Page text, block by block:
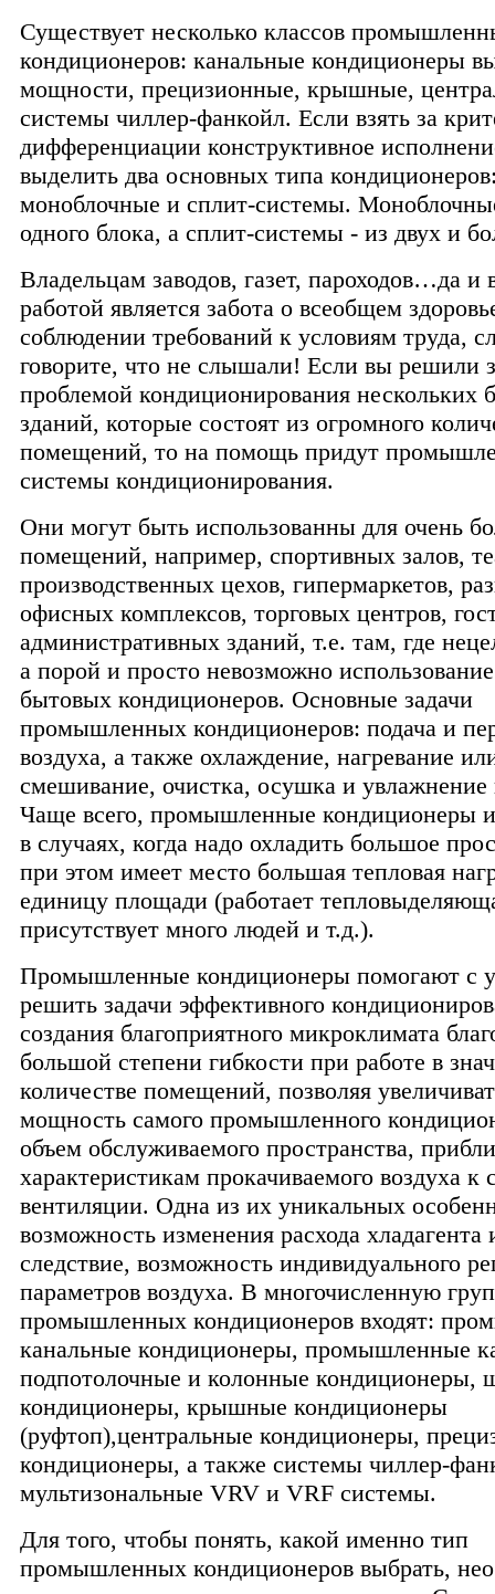
Существует несколько классов
кондиционеров: канальные кондиционеры
мощности, прецизионные, крышные,
системы чиллер-фанкойл. Если взять за
дифференциации конструктивное
выделить два основных типа
моноблочные и сплит-системы.
одного блока, а сплит-системы - из двух и
Владельцам заводов, газет, пароходов…да и
работой является забота о всеобщем
соблюдении требований к условиям труда,
говорите, что не слышали! Если вы решили
проблемой кондиционирования нескольких
зданий, которые состоят из огромного
помещений, то на помощь придут
системы кондиционирования.
Они могут быть использованны для очень
помещений, например, спортивных залов,
производственных цехов, гипермаркетов,
офисных комплексов, торговых центров,
административных зданий, т.е. там, где
а порой и просто невозможно
бытовых кондиционеров. Основные задачи
промышленных кондиционеров: подача и
воздуха, а также охлаждение, нагревание
смешивание, очистка, осушка и увлажнение
Чаще всего, промышленные кондиционеры
в случаях, когда надо охладить большое
при этом имеет место большая тепловая
единицу площади (работает
присутствует много людей и т.д.).
Промышленные кондиционеры помогают с
решить задачи эффективного
создания благоприятного микроклимата
большой степени гибкости при работе в
количестве помещений, позволяя
мощность самого промышленного
объем обслуживаемого пространства,
характеристикам прокачиваемого воздуха к
вентиляции. Одна из их уникальных
возможность изменения расхода хладагента
следствие, возможность индивидуального
параметров воздуха. В многочисленную
промышленных кондиционеров входят:
канальные кондиционеры, промышленные
подпотолочные и колонные кондиционеры,
кондиционеры, крышные кондиционеры
(руфтоп),центральные кондиционеры,
кондиционеры, а также системы чиллер-
мультизональные VRV и VRF системы.
Для того, чтобы понять, какой именно тип
промышленных кондиционеров выбрать,